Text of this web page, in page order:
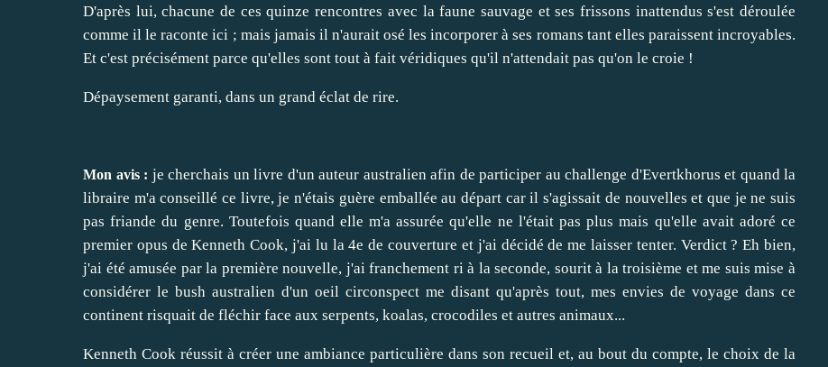
D'après lui, chacune de ces quinze rencontres avec la faune sauvage et ses frissons inattendus s'est déroulée
comme il le raconte ici ; mais jamais il n'aurait osé les incorporer à ses romans tant elles paraissent incroyables.
Et c'est précisément parce qu'elles sont tout à fait véridiques qu'il n'attendait pas qu'on le croie !
Dépaysement garanti, dans un grand éclat de rire.
Mon avis : je cherchais un livre d'un auteur australien afin de participer au challenge d'Evertkhorus et quand la
libraire m'a conseillé ce livre, je n'étais guère emballée au départ car il s'agissait de nouvelles et que je ne suis
pas friande du genre. Toutefois quand elle m'a assurée qu'elle ne l'était pas plus mais qu'elle avait adoré ce
premier opus de Kenneth Cook, j'ai lu la 4e de couverture et j'ai décidé de me laisser tenter. Verdict ? Eh bien,
j'ai été amusée par la première nouvelle, j'ai franchement ri à la seconde, sourit à la troisième et me suis mise à
considérer le bush australien d'un oeil circonspect me disant qu'après tout, mes envies de voyage dans ce
continent risquait de fléchir face aux serpents, koalas, crocodiles et autres animaux...
Kenneth Cook réussit à créer une ambiance particulière dans son recueil et, au bout du compte, le choix de la